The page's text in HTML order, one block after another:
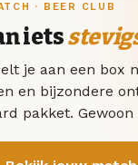
· BEER CLUB
iets
je aan een box
en bijzondere
pakket. Gewoon